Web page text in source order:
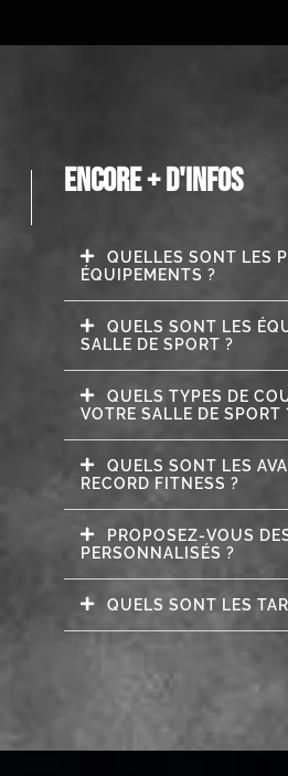
ENCORE + D'INFOS
QUELLES SONT LES
ÉQUIPEMENTS ?
QUELS SONT LES
SALLE DE SPORT ?
QUELS TYPES DE
VOTRE SALLE DE SPORT
QUELS SONT LES
RECORD FITNESS ?
PROPOSEZ-VOUS
PERSONNALISÉS ?
QUELS SONT LES